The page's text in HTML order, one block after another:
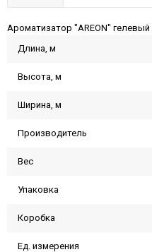
Ароматизатор "AREON" гелевый
Длина, м
Высота, м
Ширина, м
Производитель
Вес
Упаковка
Коробка
Ед. измерения